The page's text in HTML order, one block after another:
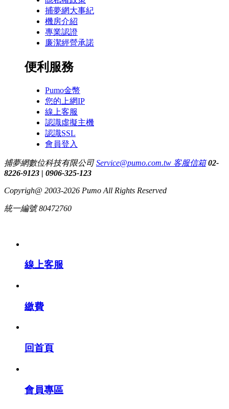
捕夢網大事紀
機房介紹
專業認證
廉潔經營承諾
便利服務
Pumo金幣
您的上網IP
線上客服
認識虛擬主機
認識SSL
會員登入
捕夢網數位科技有限公司 Service@pumo.com.tw 客服信箱 02-
8226-9123 | 0906-325-123
Copyrigh@ 2003-2026 Pumo All Rights Reserved
統一編號 80472760
線上客服
繳費
回首頁
會員專區